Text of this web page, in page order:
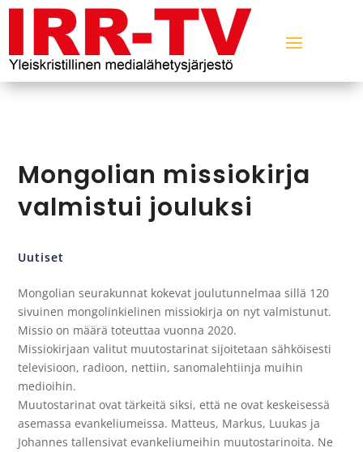
Mongolian missiokirja
valmistui jouluksi
Uutiset
Mongolian seurakunnat kokevat joulutunnelmaa sillä 120
sivuinen mongolinkielinen missiokirja on nyt valmistunut.
Missio on määrä toteuttaa vuonna 2020.
Missiokirjaan valitut muutostarinat sijoitetaan sähköisesti
televisioon, radioon, nettiin, sanomalehtiinja muihin
medioihin.
Muutostarinat ovat tärkeitä siksi, että ne ovat keskeisessä
asemassa evankeliumeissa. Matteus, Markus, Luukas ja
Johannes tallensivat evankeliumeihin muutostarinoita. Ne